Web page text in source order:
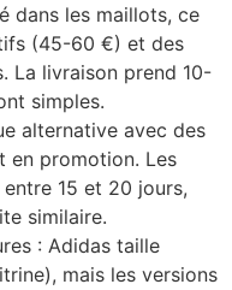
dans les maillots, ce
(45-60 €) et des
La livraison prend 10-
simples.
alternative avec des
en promotion. Les
15 et 20 jours,
similaire.
: Adidas taille
mais les versions